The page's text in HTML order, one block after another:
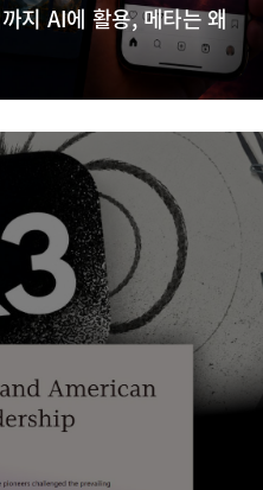
지 AI에 활용, 메타는 왜